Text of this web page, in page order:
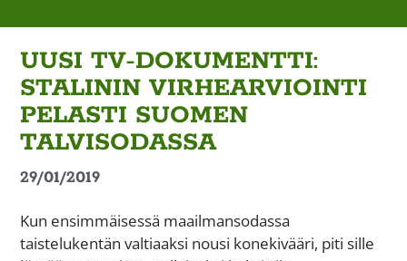
UUSI TV-DOKUMENTTI:
STALININ VIRHEARVIOINTI
PELASTI SUOMEN
TALVISODASSA
29/01/2019
Kun ensimmäisessä maailmansodassa
taistelukentän valtiaaksi nousi konekivääri, piti sille